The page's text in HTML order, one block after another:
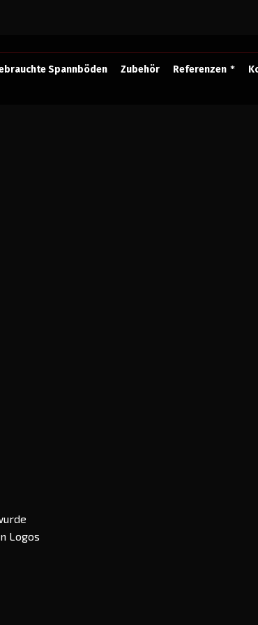
Spannböden Zubehör Referenzen
Logos